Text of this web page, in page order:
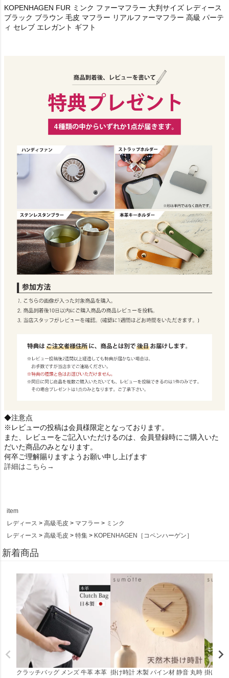
KOPENHAGEN FUR ミンク ファーマフラー 大判サイズ レディース
ブラック ブラウン 毛皮 マフラー リアルファーマフラー 高級 パーテ
ィ セレブ エレガント ギフト
◆注意点
※レビューの投稿は会員様限定となっております。
また、レビューをご記入いただけるのは、会員登録時にご購入いた
だいた商品のみとなります。
何卒ご理解賜りますようお願い申し上げます
詳細はこちら→
item
レディース
高級毛皮 マフラー
ミンク
レディース
高級毛皮 特集 KOPENHAGEN［コペンハーゲン］
新着商品
クラッチバッグ メンズ 牛革 本革 掛け時計 木製 パイン材 静音 丸時 掛け時